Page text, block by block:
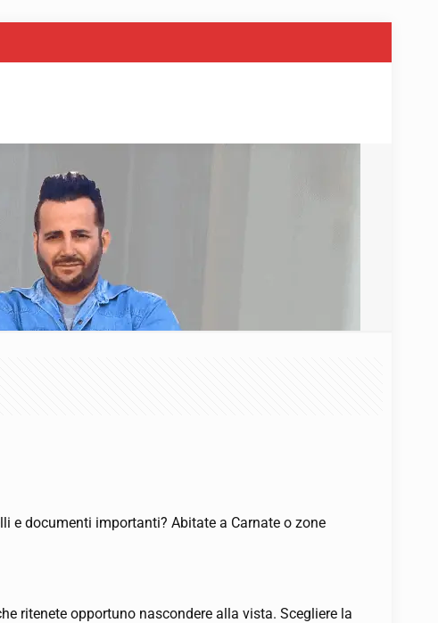
e documenti importanti? Abitate a Carnate o zone
ritenete opportuno nascondere alla vista. Scegliere la